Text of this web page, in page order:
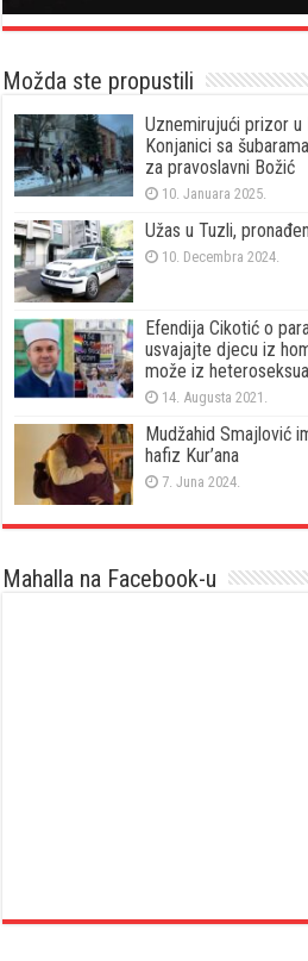
Možda ste propustili
Uznemirujući prizor u
Konjanici sa
za pravoslavni Božić
10. Januara 2025.
Užas u Tuzli,
10. Decembra 2024.
Efendija Cikotić o
usvajajte djecu iz
može iz
14. Augusta 2021.
Mudžahid Smajlović
hafiz Kur’ana
7. Juna 2024.
Mahalla na Facebook-u